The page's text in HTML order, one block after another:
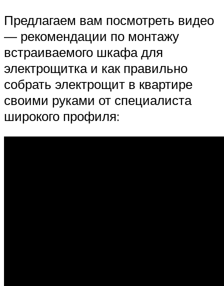
Предлагаем вам посмотреть видео
— рекомендации по монтажу
встраиваемого шкафа для
электрощитка и как правильно
собрать электрощит в квартире
своими руками от специалиста
широкого профиля: